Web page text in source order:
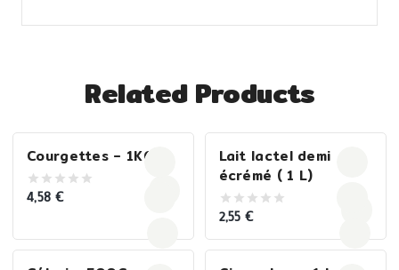
Related Products
Courgettes – 1KG
0
4,58 €
Lait lactel demi
écrémé ( 1 L)
0
of
5
2,55€